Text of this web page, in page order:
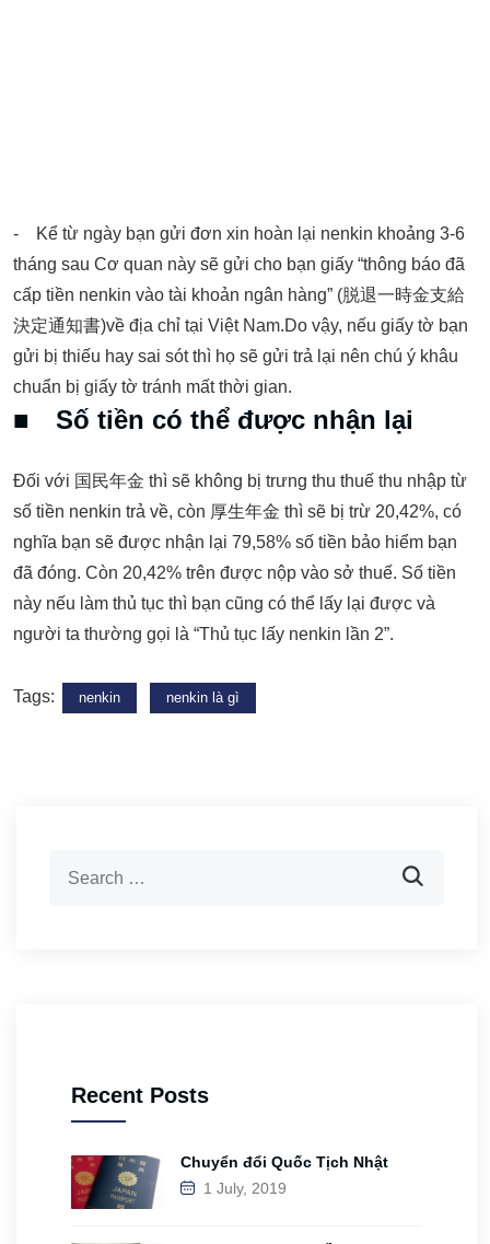
‐ Kể từ ngày bạn gửi đơn xin hoàn lại nenkin khoảng 3-6
tháng sau Cơ quan này sẽ gửi cho bạn giấy “thông báo đã
cấp tiền nenkin vào tài khoản ngân hàng” (脱退一時金支給
決定通知書)về địa chỉ tại Việt Nam.Do vậy, nếu giấy tờ bạn
gửi bị thiếu hay sai sót thì họ sẽ gửi trả lại nên chú ý khâu
chuẩn bị giấy tờ tránh mất thời gian.
■ Số tiền có thể được nhận lại
Đối với 国民年金 thì sẽ không bị trưng thu thuế thu nhập từ
số tiền nenkin trả về, còn 厚生年金 thì sẽ bị trừ 20,42%, có
nghĩa bạn sẽ được nhận lại 79,58% số tiền bảo hiểm bạn
đã đóng. Còn 20,42% trên được nộp vào sở thuế. Số tiền
này nếu làm thủ tục thì bạn cũng có thể lấy lại được và
người ta thường gọi là “Thủ tục lấy nenkin lần 2”.
Tags: nenkin nenkin là gì
Recent Posts
Chuyển đổi Quốc Tịch Nhật
1 July, 2019